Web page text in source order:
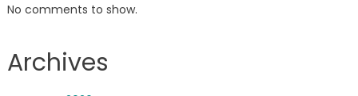
No comments to show.
Archives